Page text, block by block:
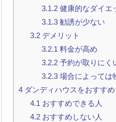
3.1.2 健康的なダイエ
3.1.3 勧誘が少ない
3.2 デメリット
3.2.1 料金が高め
3.2.2 予約が取りにく
3.2.3 場合によっては
4 ダンディハウスをおすす
4.1 おすすめできる人
4.2 おすすめしない人